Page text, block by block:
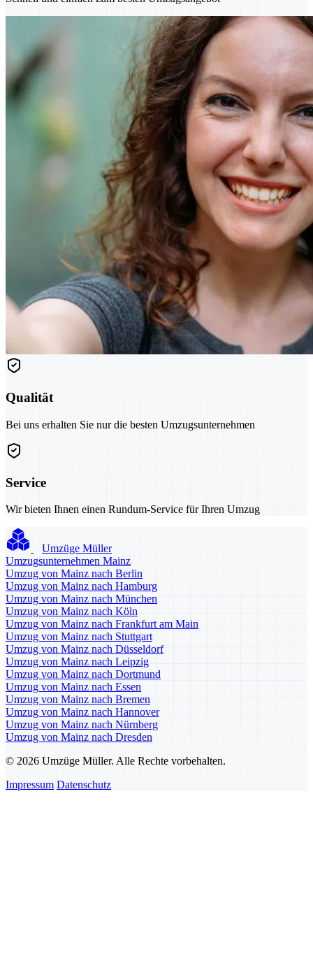
Qualität
Bei uns erhalten Sie nur die besten Umzugsunternehmen
Service
Wir bieten Ihnen einen Rundum-Service für Ihren Umzug
Umzüge Müller
Umzugsunternehmen Mainz
Umzug von Mainz nach Berlin
Umzug von Mainz nach Hamburg
Umzug von Mainz nach München
Umzug von Mainz nach Köln
Umzug von Mainz nach Frankfurt am Main
Umzug von Mainz nach Stuttgart
Umzug von Mainz nach Düsseldorf
Umzug von Mainz nach Leipzig
Umzug von Mainz nach Dortmund
Umzug von Mainz nach Essen
Umzug von Mainz nach Bremen
Umzug von Mainz nach Hannover
Umzug von Mainz nach Nürnberg
Umzug von Mainz nach Dresden
© 2026 Umzüge Müller. Alle Rechte vorbehalten.
Impressum Datenschutz